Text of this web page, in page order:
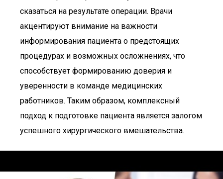
сказаться на результате операции. Врачи
акцентируют внимание на важности
информирования пациента о предстоящих
процедурах и возможных осложнениях, что
способствует формированию доверия и
уверенности в команде медицинских
работников. Таким образом, комплексный
подход к подготовке пациента является залогом
успешного хирургического вмешательства.